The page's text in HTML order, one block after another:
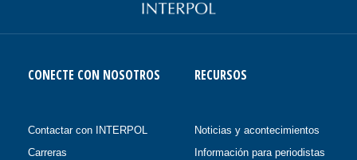
CONECTE CON NOSOTROS
Contactar con INTERPOL
Carreras
RECURSOS
Noticias y acontecimientos
Información para periodistas